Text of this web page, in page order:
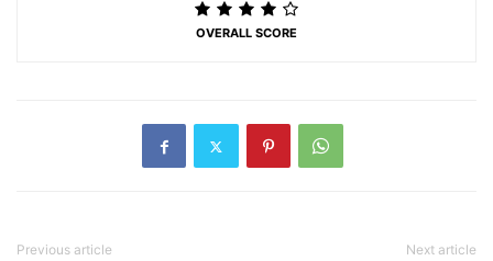
OVERALL SCORE
Previous article Next article